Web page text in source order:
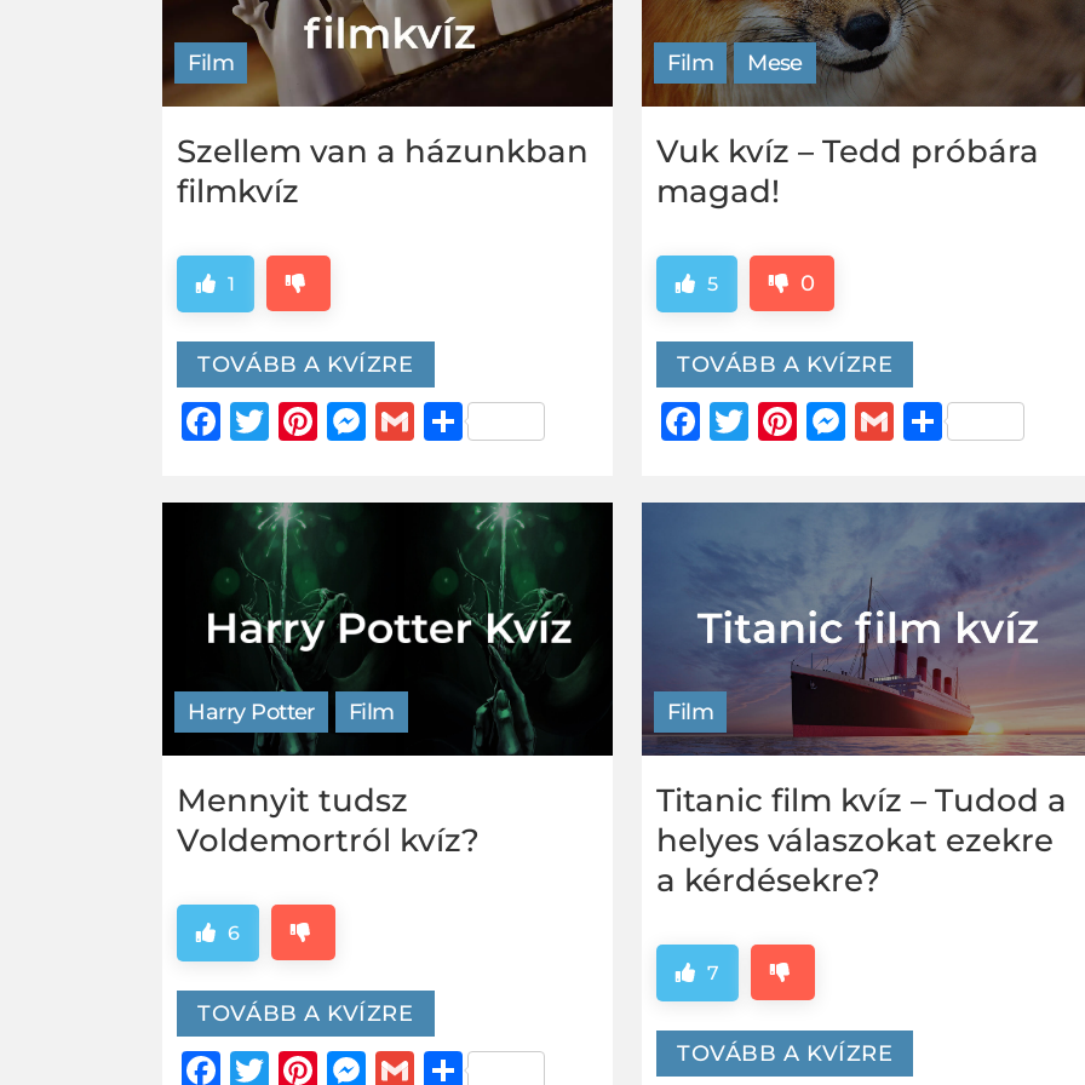
Film
Szellem van a házunkban
filmkvíz
1
TOVÁBB A KVÍZRE
Facebook
Twitter
Pinterest
Messenger
GmailOssza
Film Mese
Vuk kvíz – Tedd próbára
magad!
5 0
TOVÁBB A KVÍZRE
Facebook
Twitter
Pinterest
Messenger
GmailOssza
Harry Potter Film
Mennyit tudsz
Voldemortról kvíz?
6
TOVÁBB A KVÍZRE
Facebook
Twitter
Pinterest
Messenger
GmailOssza
Film
Titanic film kvíz – Tudod a
helyes válaszokat ezekre
a kérdésekre?
7
TOVÁBB A KVÍZRE